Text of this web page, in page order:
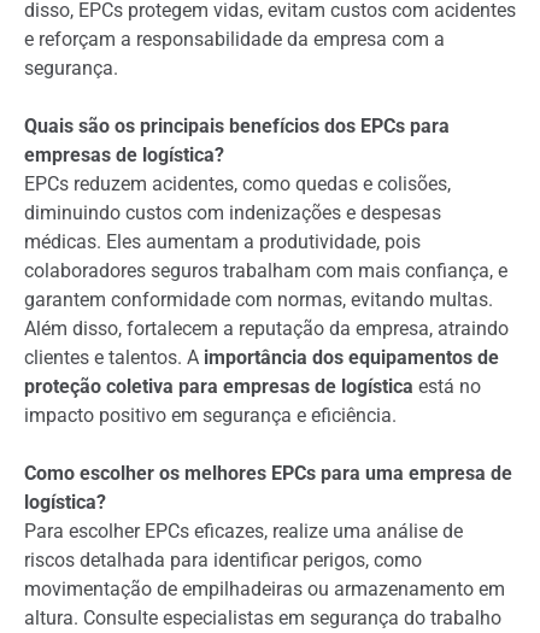
disso, EPCs protegem vidas, evitam custos com acidentes
e reforçam a responsabilidade da empresa com a
segurança.
Quais são os principais benefícios dos EPCs para
empresas de logística?
EPCs reduzem acidentes, como quedas e colisões,
diminuindo custos com indenizações e despesas
médicas. Eles aumentam a produtividade, pois
colaboradores seguros trabalham com mais confiança, e
garantem conformidade com normas, evitando multas.
Além disso, fortalecem a reputação da empresa, atraindo
clientes e talentos. A importância dos equipamentos de
proteção coletiva para empresas de logística está no
impacto positivo em segurança e eficiência.
Como escolher os melhores EPCs para uma empresa de
logística?
Para escolher EPCs eficazes, realize uma análise de
riscos detalhada para identificar perigos, como
movimentação de empilhadeiras ou armazenamento em
altura. Consulte especialistas em segurança do trabalho